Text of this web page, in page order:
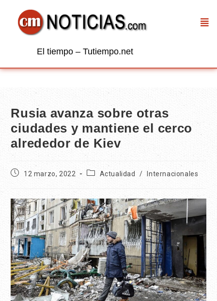
El tiempo – Tutiempo.net
Rusia avanza sobre otras
ciudades y mantiene el cerco
alrededor de Kiev
12 marzo, 2022 Actualidad / Internacionales